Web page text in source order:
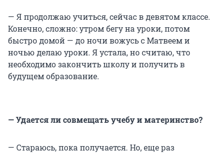
— Я продолжаю учиться, сейчас в девятом классе.
Конечно, сложно: утром бегу на уроки, потом
быстро домой — до ночи вожусь с Матвеем и
ночью делаю уроки. Я устала, но считаю, что
необходимо закончить школу и получить в
будущем образование.
— Удается ли совмещать учебу и материнство?
— Стараюсь, пока получается. Но, еще раз